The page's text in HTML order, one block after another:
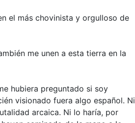
el más chovinista y orgulloso de
me unen a esta tierra en la
hubiera preguntado si soy
visionado fuera algo español. Ni
arcaica. Ni lo haría, por